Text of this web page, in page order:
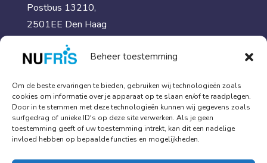
Beheer toestemming
Om de beste ervaringen te bieden, gebruiken wij technologieën zoals
cookies om informatie over je apparaat op te slaan en/of te raadplegen.
Door in te stemmen met deze technologieën kunnen wij gegevens zoals
surfgedrag of unieke ID's op deze site verwerken. Als je geen
toestemming geeft of uw toestemming intrekt, kan dit een nadelige
invloed hebben op bepaalde functies en mogelijkheden.
Postbus 13210,
2501EE Den Haag
Meer informatie
Traumareiniging & schoonmaak
Specialistische diensten
Kennisbank